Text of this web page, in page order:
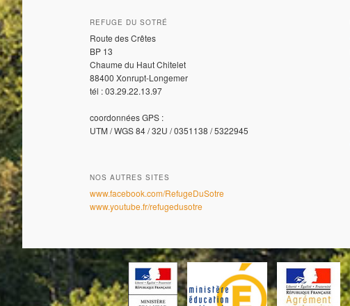
REFUGE DU SOTRÉ
Route des Crêtes
BP 13
Chaume du Haut Chitelet
88400 Xonrupt-Longemer
tél : 03.29.22.13.97
coordonnées GPS :
UTM / WGS 84 / 32U / 0351138 / 5322945
NOS AUTRES SITES
www.facebook.com/RefugeDuSotre
www.youtube.fr/refugedusotre